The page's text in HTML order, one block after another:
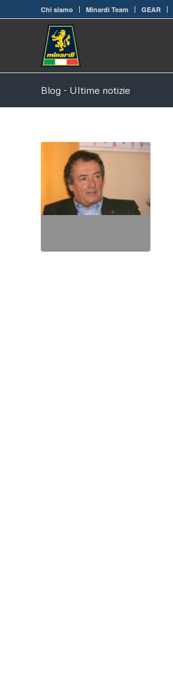
Chi siamo Minardi Team GEAR
Blog - Ultime notizie